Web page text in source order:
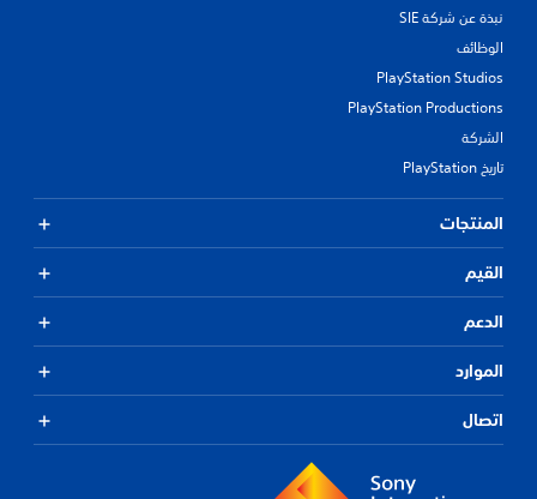
نبذة عن شركة SIE
الوظائف
PlayStation Studios
PlayStation Productions
الشركة
تاريخ PlayStation
المنتجات
القيم
الدعم
الموارد
اتصال